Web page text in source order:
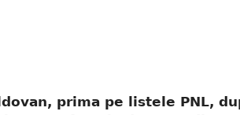
prima pe listele PNL,